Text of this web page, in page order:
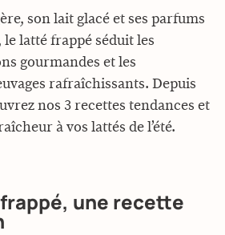
son lait glacé et ses parfums
latté frappé séduit les
gourmandes et les
rafraîchissants. Depuis
nos 3 recettes tendances et
à vos lattés de l’été.
une recette